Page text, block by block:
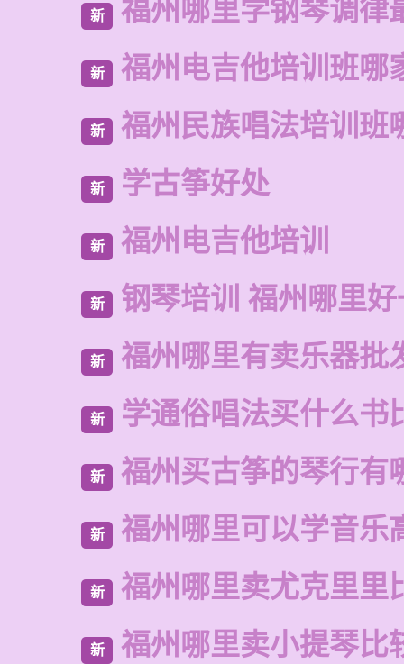
新 福州哪里学钢琴调律
新 福州电吉他培训班哪
新 福州民族唱法培训班
新 学古筝好处
新 福州电吉他培训
新 钢琴培训 福州哪里
新 福州哪里有卖乐器批
新 学通俗唱法买什么书
新 福州买古筝的琴行有
新 福州哪里可以学音乐
新 福州哪里卖尤克里里
新 福州哪里卖小提琴比